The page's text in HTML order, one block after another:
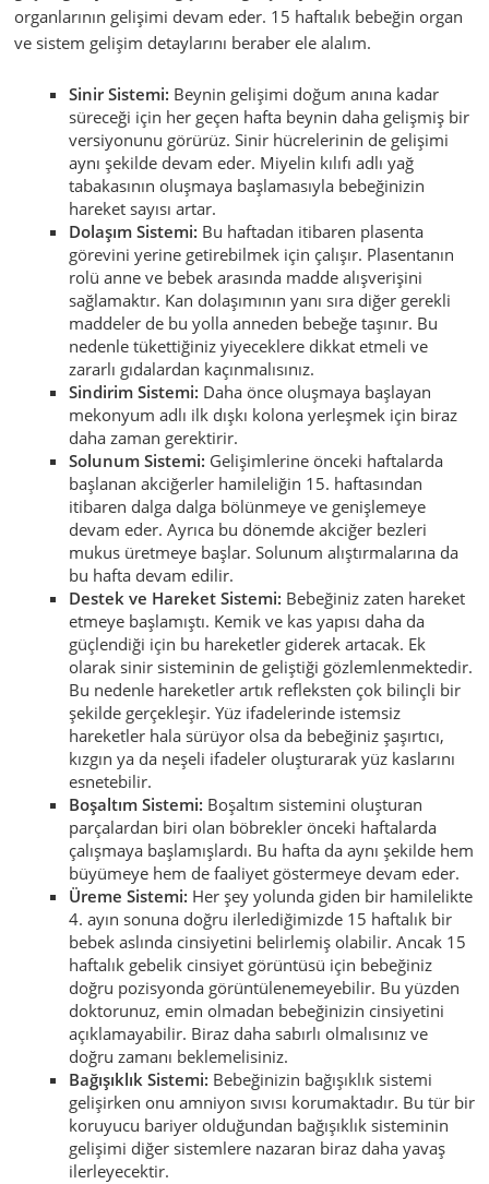
organlarının gelişimi devam eder. 15 haftalık bebeğin organ
ve sistem gelişim detaylarını beraber ele alalım.
Sinir Sistemi: Beynin gelişimi doğum anına kadar
süreceği için her geçen hafta beynin daha gelişmiş bir
versiyonunu görürüz. Sinir hücrelerinin de gelişimi
aynı şekilde devam eder. Miyelin kılıfı adlı yağ
tabakasının oluşmaya başlamasıyla bebeğinizin
hareket sayısı artar.
Dolaşım Sistemi: Bu haftadan itibaren plasenta
görevini yerine getirebilmek için çalışır. Plasentanın
rolü anne ve bebek arasında madde alışverişini
sağlamaktır. Kan dolaşımının yanı sıra diğer gerekli
maddeler de bu yolla anneden bebeğe taşınır. Bu
nedenle tükettiğiniz yiyeceklere dikkat etmeli ve
zararlı gıdalardan kaçınmalısınız.
Sindirim Sistemi: Daha önce oluşmaya başlayan
mekonyum adlı ilk dışkı kolona yerleşmek için biraz
daha zaman gerektirir.
Solunum Sistemi: Gelişimlerine önceki haftalarda
başlanan akciğerler hamileliğin 15. haftasından
itibaren dalga dalga bölünmeye ve genişlemeye
devam eder. Ayrıca bu dönemde akciğer bezleri
mukus üretmeye başlar. Solunum alıştırmalarına da
bu hafta devam edilir.
Destek ve Hareket Sistemi: Bebeğiniz zaten hareket
etmeye başlamıştı. Kemik ve kas yapısı daha da
güçlendiği için bu hareketler giderek artacak. Ek
olarak sinir sisteminin de geliştiği gözlemlenmektedir.
Bu nedenle hareketler artık refleksten çok bilinçli bir
şekilde gerçekleşir. Yüz ifadelerinde istemsiz
hareketler hala sürüyor olsa da bebeğiniz şaşırtıcı,
kızgın ya da neşeli ifadeler oluşturarak yüz kaslarını
esnetebilir.
Boşaltım Sistemi: Boşaltım sistemini oluşturan
parçalardan biri olan böbrekler önceki haftalarda
çalışmaya başlamışlardı. Bu hafta da aynı şekilde hem
büyümeye hem de faaliyet göstermeye devam eder.
Üreme Sistemi: Her şey yolunda giden bir hamilelikte
4. ayın sonuna doğru ilerlediğimizde 15 haftalık bir
bebek aslında cinsiyetini belirlemiş olabilir. Ancak 15
haftalık gebelik cinsiyet görüntüsü için bebeğiniz
doğru pozisyonda görüntülenemeyebilir. Bu yüzden
doktorunuz, emin olmadan bebeğinizin cinsiyetini
açıklamayabilir. Biraz daha sabırlı olmalısınız ve
doğru zamanı beklemelisiniz.
Bağışıklık Sistemi: Bebeğinizin bağışıklık sistemi
gelişirken onu amniyon sıvısı korumaktadır. Bu tür bir
koruyucu bariyer olduğundan bağışıklık sisteminin
gelişimi diğer sistemlere nazaran biraz daha yavaş
ilerleyecektir.